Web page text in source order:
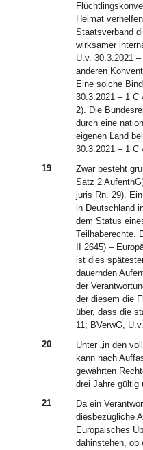
Heimat
Staatsverband
wirksamer
U.v. 30.3.2021
anderen
Eine solche
30.3.2021 – 1 C
2). Die
durch eine
eigenen Land
30.3.2021 – 1 C
19
Zwar besteht
Satz 2
juris Rn. 29).
in Deutschland
dem Status
Teilhaberechte.
II 2645) –
ist dies
dauernden
der
der diesem die
über, dass die
11; BVerwG,
20
Unter „in den
kann nach
gewährten
drei Jahre gültig
21
Da ein
diesbezügliche
Europäisches
dahinstehen, ob